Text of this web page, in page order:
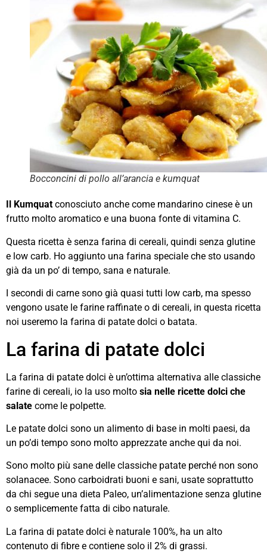
Bocconcini di pollo all’arancia e kumquat
Il Kumquat conosciuto anche come mandarino cinese è un
frutto molto aromatico e una buona fonte di vitamina C.
Questa ricetta è senza farina di cereali, quindi senza glutine
e low carb. Ho aggiunto una farina speciale che sto usando
già da un po’ di tempo, sana e naturale.
I secondi di carne sono già quasi tutti low carb, ma spesso
vengono usate le farine raffinate o di cereali, in questa ricetta
noi useremo la farina di patate dolci o batata.
La farina di patate dolci
La farina di patate dolci è un’ottima alternativa alle classiche
farine di cereali, io la uso molto sia nelle ricette dolci che
salate come le polpette.
Le patate dolci sono un alimento di base in molti paesi, da
un po’di tempo sono molto apprezzate anche qui da noi.
Sono molto più sane delle classiche patate perché non sono
solanacee. Sono carboidrati buoni e sani, usate soprattutto
da chi segue una dieta Paleo, un’alimentazione senza glutine
o semplicemente fatta di cibo naturale.
La farina di patate dolci è naturale 100%, ha un alto
contenuto di fibre e contiene solo il 2% di grassi.